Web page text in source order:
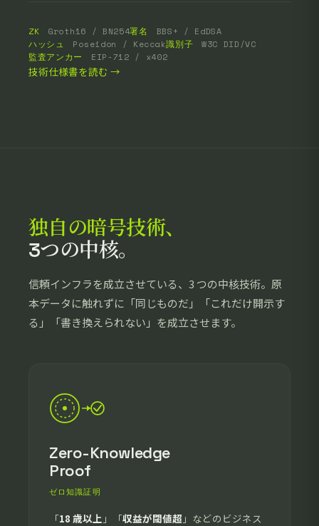
ZK Groth16 / BN254署名
BBS+ / EdDSA
ハッシュ
Poseidon / Keccak識別子
W3C DID/VC
監査アンカー
EIP-712 / x402
技術仕様書を読む →
独自の暗号技術、
3つの中核。
信頼インフラを成立させている、3 つの中核技術。原
本データに触れずに「同じものだ」「これだけ開示す
る」「書き換えられない」を成立させます。
Zero-Knowledge
Proof
ゼロ知識証明
「18 歳以上 」「収益が閾値超 」などのビジネス